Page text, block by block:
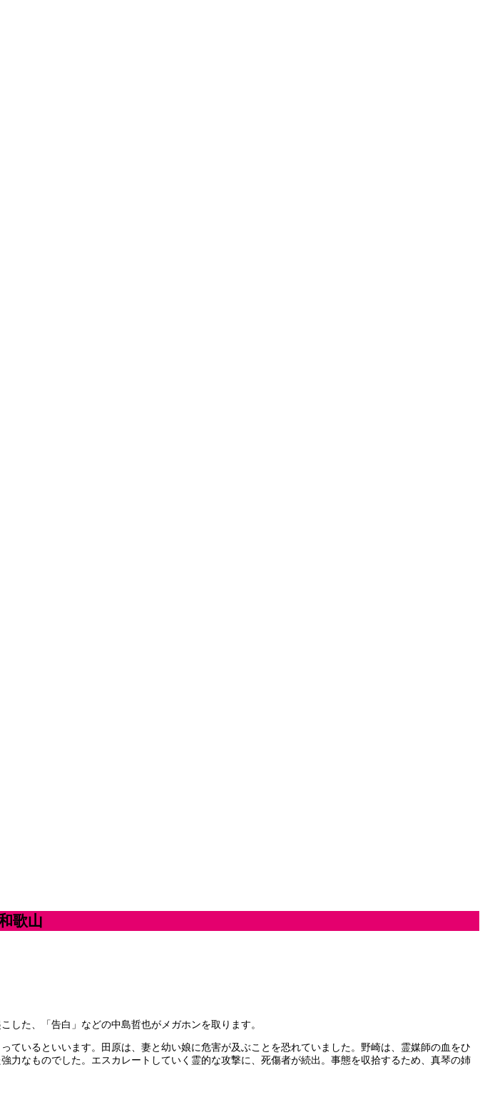
歌山
した、「告白」などの中島哲也がメガホンを取ります。
いるといいます。田原は、妻と幼い娘に危害が及ぶことを恐れていました。野崎は、霊媒師の血をひ
なものでした。エスカレートしていく霊的な攻撃に、死傷者が続出。事態を収拾するため、真琴の姉